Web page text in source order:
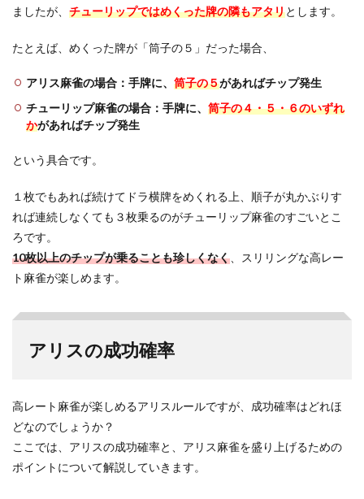
ましたが、 チューリップではめくった牌の隣もアタリとします。
たとえば、めくった牌が「筒子の５」だった場合、
アリス麻雀の場合：手牌に、 筒子の５があればチップ発生
チューリップ麻雀の場合：手牌に、 筒子の４・５・６のいずれ
かがあればチップ発生
という具合です。
１枚でもあれば続けてドラ横牌をめくれる上、順子が丸かぶりす
れば連続しなくても３枚乗るのがチューリップ麻雀のすごいとこ
ろです。
10枚以上のチップが乗ることも珍しくなく、スリリングな高レー
ト麻雀が楽しめます。
アリスの成功確率
高レート麻雀が楽しめるアリスルールですが、成功確率はどれほ
どなのでしょうか？
ここでは、アリスの成功確率と、アリス麻雀を盛り上げるための
ポイントについて解説していきます。